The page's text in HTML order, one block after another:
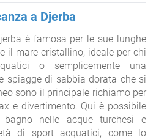
a Djerba
è famosa per le sue lunghe
il mare cristallino, ideale per chi
o semplicemente una
spiagge di sabbia dorata che si
sono il principale richiamo per
e divertimento. Qui è possibile
nelle acque turchesi e
di sport acquatici, come lo